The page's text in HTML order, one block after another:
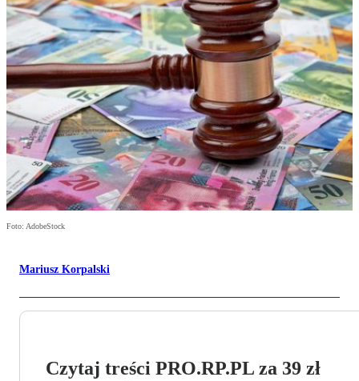
Foto: AdobeStock
Mariusz Korpalski
Czytaj treści PRO.RP.PL za 39 zł